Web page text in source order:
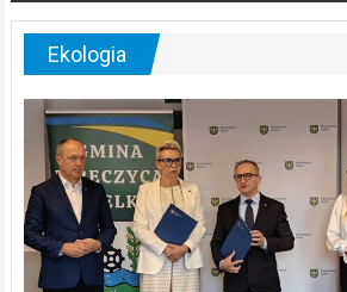
Ekologia